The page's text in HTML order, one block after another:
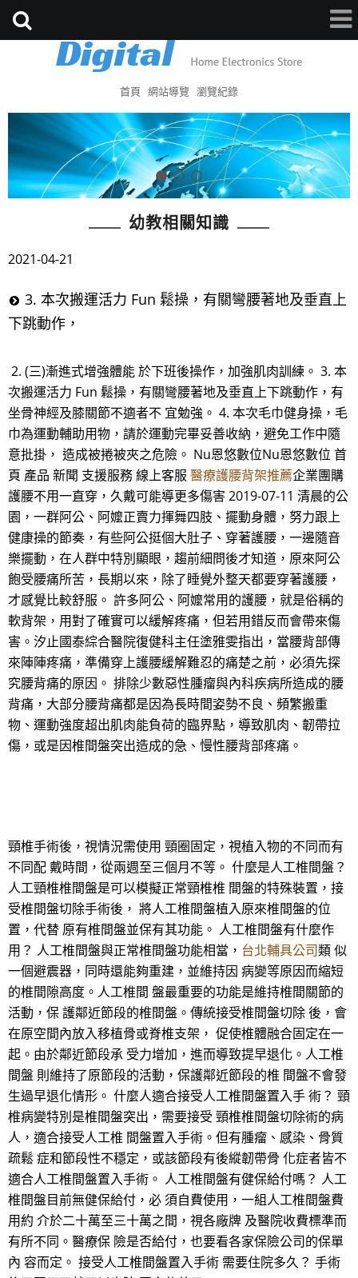
首頁 網站導覽 瀏覽紀錄
幼教相關知識
2021-04-21
3. 本次搬運活力 Fun 鬆操，有關彎腰著地及垂直上
下跳動作，
2. (三)漸進式增強體能 於下班後操作，加強肌肉訓練。 3. 本
次搬運活力 Fun 鬆操，有關彎腰著地及垂直上下跳動作，有
坐骨神經及膝關節不適者不 宜勉強。 4. 本次毛巾健身操，毛
巾為運動輔助用物，請於運動完畢妥善收納，避免工作中隨
意批掛， 造成被捲被夾之危險。 Nu恩悠數位Nu恩悠數位 首
頁 產品 新聞 支援服務 線上客服 醫療護腰背架推薦企業團購
護腰不用一直穿，久戴可能導更多傷害 2019-07-11 清晨的公
園，一群阿公、阿嬤正賣力揮舞四肢、擺動身體，努力跟上
健康操的節奏，有些阿公挺個大肚子、穿著護腰，一邊隨音
樂擺動，在人群中特別顯眼，趨前細問後才知道，原來阿公
飽受腰痛所苦，長期以來，除了睡覺外整天都要穿著護腰，
才感覺比較舒服。 許多阿公、阿嬤常用的護腰，就是俗稱的
軟背架，用對了確實可以緩解疼痛，但若用錯反而會帶來傷
害。汐止國泰綜合醫院復健科主任塗雅雯指出，當腰背部傳
來陣陣疼痛，準備穿上護腰緩解難忍的痛楚之前，必須先探
究腰背痛的原因。 排除少數惡性腫瘤與內科疾病所造成的腰
背痛，大部分腰背痛都是因為長時間姿勢不良、頻繁搬重
物、運動強度超出肌肉能負荷的臨界點，導致肌肉、韌帶拉
傷，或是因椎間盤突出造成的急、慢性腰背部疼痛。
頸椎手術後，視情況需使用 頸圈固定，視植入物的不同而有
不同配 戴時間，從兩週至三個月不等。 什麼是人工椎間盤？
人工頸椎椎間盤是可以模擬正常頸椎椎 間盤的特殊裝置，接
受椎間盤切除手術後， 將人工椎間盤植入原來椎間盤的位
置，代替 原有椎間盤並保有其功能。 人工椎間盤有什麼作
用？ 人工椎間盤與正常椎間盤功能相當， 台北輔具公司類 似
一個避震器，同時還能夠重建，並維持因 病變等原因而縮短
的椎間隙高度。人工椎間 盤最重要的功能是維持椎間關節的
活動，保 護鄰近節段的椎間盤。傳統接受椎間盤切除 後，會
在原空間內放入移植骨或脊椎支架， 促使椎體融合固定在一
起。由於鄰近節段承 受力增加，進而導致提早退化。人工椎
間盤 則維持了原節段的活動，保護鄰近節段的椎 間盤不會發
生過早退化情形。 什麼人適合接受人工椎間盤置入手 術？ 頸
椎病變特別是椎間盤突出，需要接受 頸椎椎間盤切除術的病
人，適合接受人工椎 間盤置入手術。但有腫瘤、感染、骨質
疏鬆 症和節段性不穩定，或該節段有後縱韌帶骨 化症者皆不
適合人工椎間盤置入手術。 人工椎間盤有健保給付嗎？ 人工
椎間盤目前無健保給付，必 須自費使用，一組人工椎間盤費
用約 介於二十萬至三十萬之間，視各廠牌 及醫院收費標準而
有所不同。醫療保 險是否給付，也要看各家保險公司的保單
內 容而定。 接受人工椎間盤置入手術 需要住院多久？ 手術